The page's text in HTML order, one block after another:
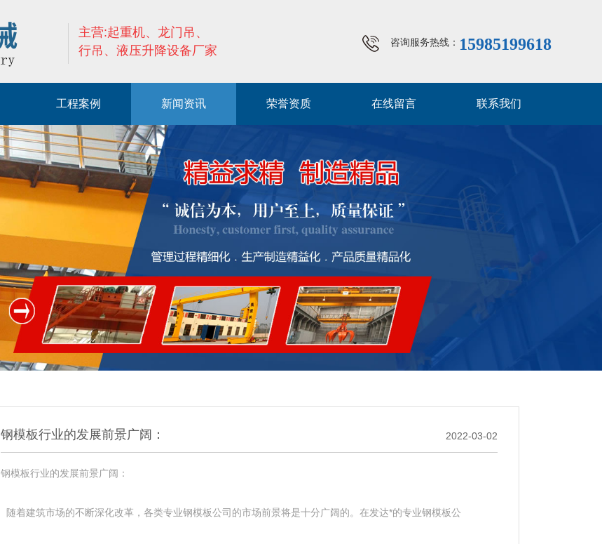
主营:起重机、龙门吊、
行吊、液压升降设备厂家
咨询服务热线： 15985199618
工程案例 新闻资讯 荣誉资质 在线留言 联系我们
钢模板行业的发展前景广阔： 2022-03-02
钢模板行业的发展前景广阔：
随着建筑市场的不断深化改革，各类专业钢模板公司的市场前景将是十分广阔的。在发达*的专业钢模板公